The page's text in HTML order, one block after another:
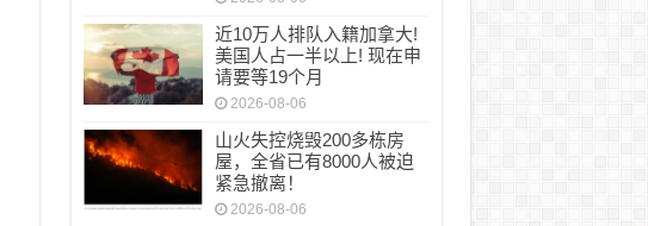
近10万人排队入籍加拿大!
美国人占一半以上! 现在申
请要等19个月
2026-08-06
山火失控烧毁200多栋房
屋，全省已有8000人被迫
紧急撤离！
2026-08-06